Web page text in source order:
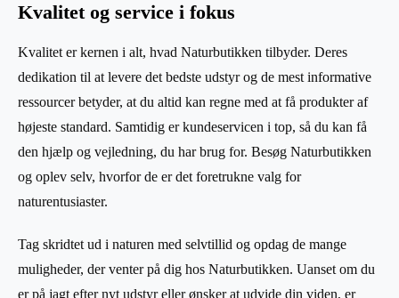
Kvalitet og service i fokus
Kvalitet er kernen i alt, hvad Naturbutikken tilbyder. Deres
dedikation til at levere det bedste udstyr og de mest informative
ressourcer betyder, at du altid kan regne med at få produkter af
højeste standard. Samtidig er kundeservicen i top, så du kan få
den hjælp og vejledning, du har brug for. Besøg Naturbutikken
og oplev selv, hvorfor de er det foretrukne valg for
naturentusiaster.
Tag skridtet ud i naturen med selvtillid og opdag de mange
muligheder, der venter på dig hos Naturbutikken. Uanset om du
er på jagt efter nyt udstyr eller ønsker at udvide din viden, er